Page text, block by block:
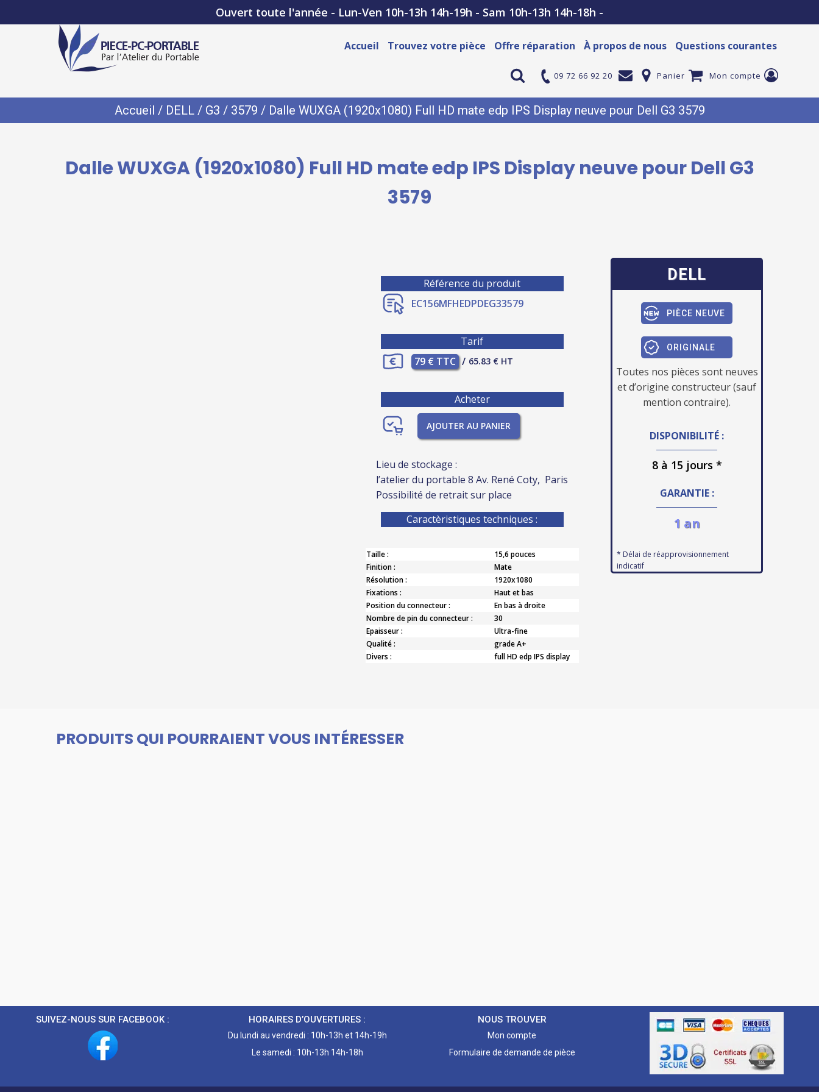
Ouvert toute l'année - Lun-Ven 10h-13h 14h-19h - Sam 10h-13h 14h-18h -
Accueil Trouvez votre pièce Offre réparation À propos de nous Questions courantes
09 72 66 92 20 Panier Mon compte
Accueil / DELL/ G3 / 3579 / Dalle WUXGA (1920x1080) Full HD mate edp IPS Display neuve pour Dell G3 3579
Dalle WUXGA (1920x1080) Full HD mate edp IPS Display neuve pour Dell G3
3579
Référence du produit
EC156MFHEDPDEG33579
Tarif
79 € TTC / 65.83 € HT
Acheter
AJOUTER AU PANIER
Lieu de stockage :
l’atelier du portable 8 Av. René Coty, Paris
Possibilité de retrait sur place
Caractèristiques techniques :
Taille :
15,6 pouces
Finition :
Mate
Résolution :
1920x1080
Fixations :
Haut et bas
Position du connecteur :
En bas à droite
Nombre de pin du connecteur :
30
Epaisseur :
Ultra-fine
Qualité :
grade A+
Divers :
full HD edp IPS display
DELL
PIÈCE NEUVE
ORIGINALE
Toutes nos pièces sont neuves
et d’origine constructeur (sauf
mention contraire).
DISPONIBILITÉ :
8 à 15 jours *
GARANTIE :
1 an
* Délai de réapprovisionnement
indicatif
PRODUITS QUI POURRAIENT VOUS INTÉRESSER
SUIVEZ-NOUS SUR FACEBOOK : HORAIRES D’OUVERTURES :
Du lundi au vendredi : 10h-13h et 14h-19h
Le samedi : 10h-13h 14h-18h
NOUS TROUVER
Mon compte
Formulaire de demande de pièce